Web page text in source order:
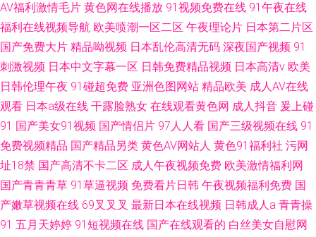
AV福利激情毛片 黄色网在线播放 91视频免费在线 91午夜在线
福利在线视频导航 欧美喷潮一区二区 午夜理论片 日本第二片区
国产免费大片 精品呦视频 日本乱伦高清无码 深夜国产视频 91
刺激视频 日本中文字幕一区 日韩免费精品视频 日本高清v 欧美
日韩伦理午夜 91碰超免费 亚洲色图网站 精品欧美 成人AV在线
观看 日本a级在线 干露脸熟女 在线观看黄色网 成人抖音 爰上碰
91 国产美女91视频 国产情侣片 97人人看 国产三级视频在线 91
免费视频精品 国产精品另类 黄色AV网站人 黄色91福利社 污网
址18禁 国产高清不卡二区 成人午夜视频免费 欧美激情福利网
国产青青青草 91草逼视频 免费看片日韩 午夜视频福利免费 国
产嫩草视频在线 69叉叉叉 最新日本在线视频 日韩成人a 青青操
91 五月天婷婷 91短视频在线 国产在线观看的 白丝美女自慰网